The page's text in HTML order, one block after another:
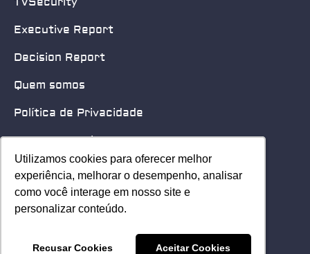
Utilizamos cookies para oferecer melhor
experiência, melhorar o desempenho, analisar
como você interage em nosso site e
personalizar conteúdo.
Recusar Cookies Aceitar Cookies
Utilizamos cookies para oferecer melhor
experiência, melhorar o desempenho, analisar
como você interage em nosso site e
personalizar conteúdo.
Recusar Cookies Aceitar Cookies
Executive Report
Decision Report
Quem somos
Política de Privacidade
Quero patrocinar
Contato
Home
© 2025 Security Leader. Todos os Direitos Reservados.